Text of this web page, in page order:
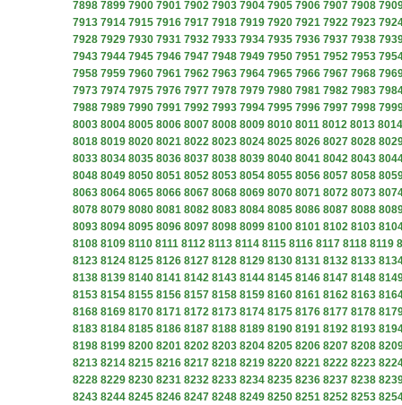
7898 7899 7900 7901 7902 7903 7904 7905 7906 7907 7908
7913 7914 7915 7916 7917 7918 7919 7920 7921 7922 7923
7928 7929 7930 7931 7932 7933 7934 7935 7936 7937 7938
7943 7944 7945 7946 7947 7948 7949 7950 7951 7952 7953
7958 7959 7960 7961 7962 7963 7964 7965 7966 7967 7968
7973 7974 7975 7976 7977 7978 7979 7980 7981 7982 7983
7988 7989 7990 7991 7992 7993 7994 7995 7996 7997 7998
8003 8004 8005 8006 8007 8008 8009 8010 8011 8012 8013 8014
8018 8019 8020 8021 8022 8023 8024 8025 8026 8027 8028
8033 8034 8035 8036 8037 8038 8039 8040 8041 8042 8043
8048 8049 8050 8051 8052 8053 8054 8055 8056 8057 8058
8063 8064 8065 8066 8067 8068 8069 8070 8071 8072 8073
8078 8079 8080 8081 8082 8083 8084 8085 8086 8087 8088
8093 8094 8095 8096 8097 8098 8099 8100 8101 8102 8103
8108 8109 8110 8111 8112 8113 8114 8115 8116 8117 8118 8119
8123 8124 8125 8126 8127 8128 8129 8130 8131 8132 8133
8138 8139 8140 8141 8142 8143 8144 8145 8146 8147 8148
8153 8154 8155 8156 8157 8158 8159 8160 8161 8162 8163
8168 8169 8170 8171 8172 8173 8174 8175 8176 8177 8178
8183 8184 8185 8186 8187 8188 8189 8190 8191 8192 8193
8198 8199 8200 8201 8202 8203 8204 8205 8206 8207 8208
8213 8214 8215 8216 8217 8218 8219 8220 8221 8222 8223
8228 8229 8230 8231 8232 8233 8234 8235 8236 8237 8238
8243 8244 8245 8246 8247 8248 8249 8250 8251 8252 8253